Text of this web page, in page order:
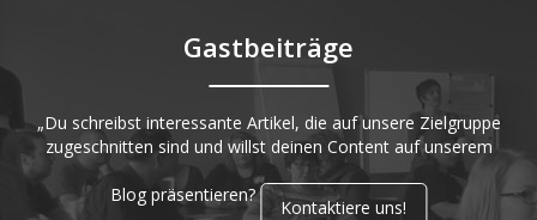
Gastbeiträge
„Du schreibst interessante Artikel, die auf unsere Zielgruppe
zugeschnitten sind und willst deinen Content auf unserem
Blog präsentieren?
Kontaktiere uns!